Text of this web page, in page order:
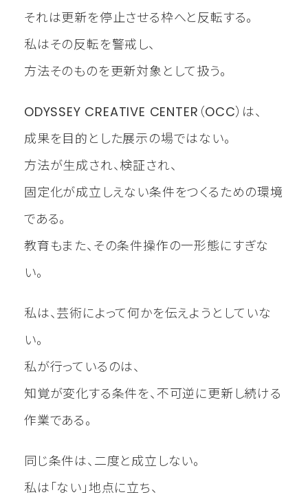
それは更新を停止させる枠へと反転する。
私はその反転を警戒し、
方法そのものを更新対象として扱う。
ODYSSEY CREATIVE CENTER（OCC）は、
成果を目的とした展示の場ではない。
方法が生成され、検証され、
固定化が成立しえない条件をつくるための環境
である。
教育もまた、その条件操作の一形態にすぎな
い。
私は、芸術によって何かを伝えようとしていな
い。
私が行っているのは、
知覚が変化する条件を、不可逆に更新し続ける
作業である。
同じ条件は、二度と成立しない。
私は「ない」地点に立ち、